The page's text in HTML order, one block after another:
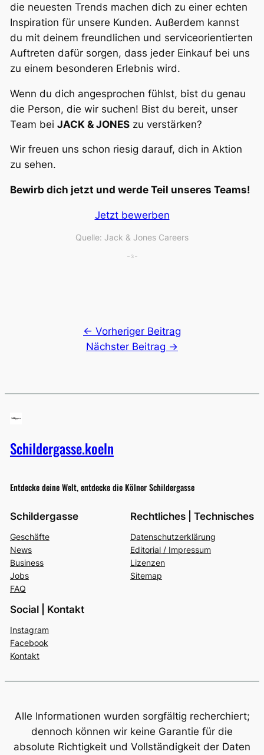
die neuesten Trends machen dich zu einer echten
Inspiration für unsere Kunden. Außerdem kannst
du mit deinem freundlichen und serviceorientierten
Auftreten dafür sorgen, dass jeder Einkauf bei uns
zu einem besonderen Erlebnis wird.
Wenn du dich angesprochen fühlst, bist du genau
die Person, die wir suchen! Bist du bereit, unser
Team bei JACK & JONESzu verstärken?
Wir freuen uns schon riesig darauf, dich in Aktion
zu sehen.
Bewirb dich jetzt und werde Teil unseres Teams!
Jetzt bewerben
Quelle: Jack & Jones Careers
– 3 –
← Vorheriger Beitrag
Nächster Beitrag →
Schildergasse.koeln
Entdecke deine Welt, entdecke die Kölner Schildergasse
Schildergasse
Geschäfte
News
Business
Jobs
FAQ
Rechtliches | Technisches
Datenschutzerklärung
Editorial / Impressum
Lizenzen
Sitemap
Social | Kontakt
Instagram
Facebook
Kontakt
Alle Informationen wurden sorgfältig recherchiert;
dennoch können wir keine Garantie für die
absolute Richtigkeit und Vollständigkeit der Daten